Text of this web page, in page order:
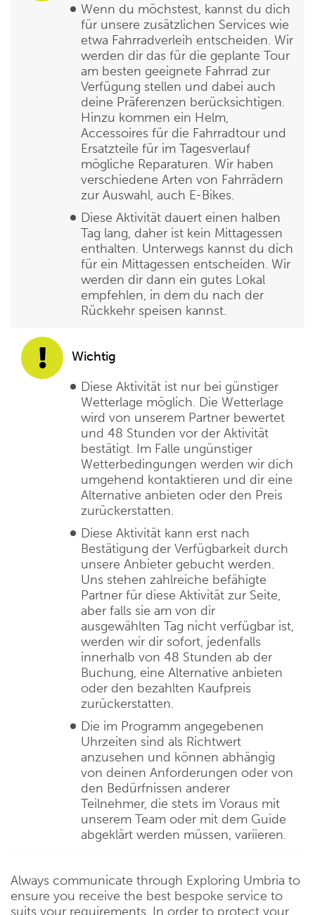
Wenn du möchstest, kannst du dich
für unsere zusätzlichen Services wie
etwa Fahrradverleih entscheiden. Wir
werden dir das für die geplante Tour
am besten geeignete Fahrrad zur
Verfügung stellen und dabei auch
deine Präferenzen berücksichtigen.
Hinzu kommen ein Helm,
Accessoires für die Fahrradtour und
Ersatzteile für im Tagesverlauf
mögliche Reparaturen. Wir haben
verschiedene Arten von Fahrrädern
zur Auswahl, auch E-Bikes.
Diese Aktivität dauert einen halben
Tag lang, daher ist kein Mittagessen
enthalten. Unterwegs kannst du dich
für ein Mittagessen entscheiden. Wir
werden dir dann ein gutes Lokal
empfehlen, in dem du nach der
Rückkehr speisen kannst.
Wichtig
Diese Aktivität ist nur bei günstiger
Wetterlage möglich. Die Wetterlage
wird von unserem Partner bewertet
und 48 Stunden vor der Aktivität
bestätigt. Im Falle ungünstiger
Wetterbedingungen werden wir dich
umgehend kontaktieren und dir eine
Alternative anbieten oder den Preis
zurückerstatten.
Diese Aktivität kann erst nach
Bestätigung der Verfügbarkeit durch
unsere Anbieter gebucht werden.
Uns stehen zahlreiche befähigte
Partner für diese Aktivität zur Seite,
aber falls sie am von dir
ausgewählten Tag nicht verfügbar ist,
werden wir dir sofort, jedenfalls
innerhalb von 48 Stunden ab der
Buchung, eine Alternative anbieten
oder den bezahlten Kaufpreis
zurückerstatten.
Die im Programm angegebenen
Uhrzeiten sind als Richtwert
anzusehen und können abhängig
von deinen Anforderungen oder von
den Bedürfnissen anderer
Teilnehmer, die stets im Voraus mit
unserem Team oder mit dem Guide
abgeklärt werden müssen, variieren.
Always communicate through Exploring Umbria to
ensure you receive the best bespoke service to
suits your requirements. In order to protect your